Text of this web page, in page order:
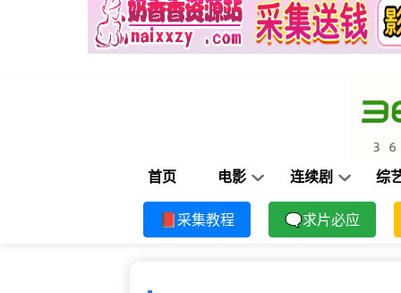
首页 电影 连续剧 综
📕采集教程 🗨求片必应